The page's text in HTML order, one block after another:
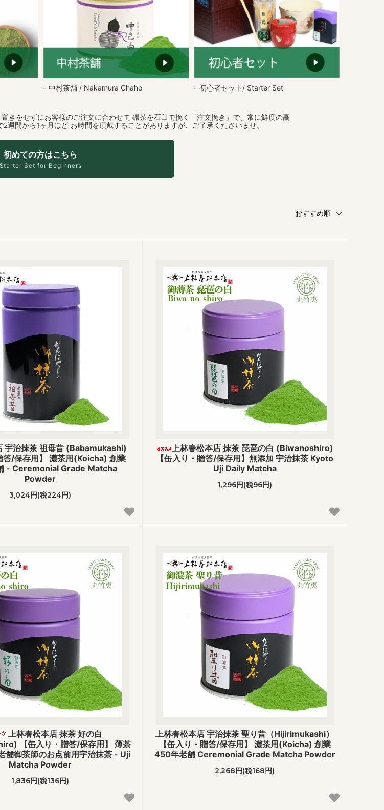
中村茶舗 / Nakamura Chaho 初心者セット/ Starter Set
きをせずにお客様のご注文に合わせて 碾茶を石臼で挽く「注文挽き」で、常に鮮度の高
間から1ヶ月ほど お時間を頂戴することがありますが、ご了承くださいませ。
初めての方はこちら
Starter Set for Beginners
宇治抹茶 祖母昔 (Babamukashi)
答/保存用】 濃茶用(Koicha) 創業
- Ceremonial Grade Matcha
Powder
3,024円(税224円)
上林春松本店 抹茶 琵琶の白 (Biwanoshiro)
【缶入り・贈答/保存用】無添加 宇治抹茶 Kyoto
Uji Daily Matcha
1,296円(税96円)
上林春松本店 抹茶 好の白
【缶入り・贈答/保存用】 薄茶
舗御茶師のお点前用宇治抹茶 - Uji
Matcha Powder
1,836円(税136円)
上林春松本店 宇治抹茶 聖り昔（Hijirimukashi）
【缶入り・贈答/保存用】 濃茶用(Koicha) 創業
450年老舗 Ceremonial Grade Matcha Powder
2,268円(税168円)